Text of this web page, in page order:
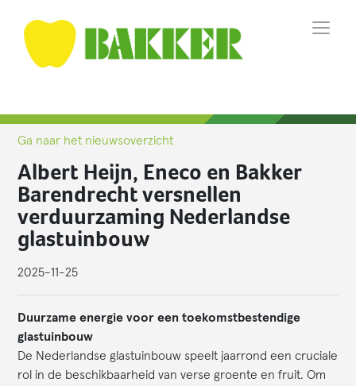
Ga naar het nieuwsoverzicht
Albert Heijn, Eneco en Bakker
Barendrecht versnellen
verduurzaming Nederlandse
glastuinbouw
2025-11-25
Duurzame energie voor een toekomstbestendige
glastuinbouw
De Nederlandse glastuinbouw speelt jaarrond een cruciale
rol in de beschikbaarheid van verse groente en fruit. Om